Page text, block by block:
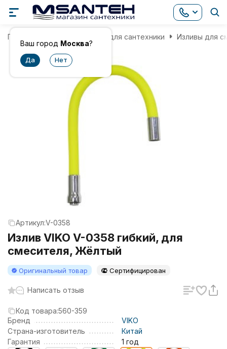
Ваш город Москва?
Главная Комплектующие для сантехники Изливы для
Артикул:V-0358
Излив VIKO V-0358 гибкий, для
смесителя, Жёлтый
Оригинальный товар Сертифицирован
Написать отзыв
Код товара:560-359
Бренд
VIKO
Страна-изготовитель
Китай
Гарантия
1 год